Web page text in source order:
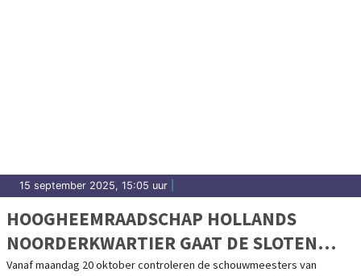
15 september 2025, 15:05 uur
HOOGHEEMRAADSCHAP HOLLANDS
NOORDERKWARTIER GAAT DE SLOTEN
CONTROLEREN. GEEF WATER DE RUIMTE,
Vanaf maandag 20 oktober controleren de schouwmeesters van